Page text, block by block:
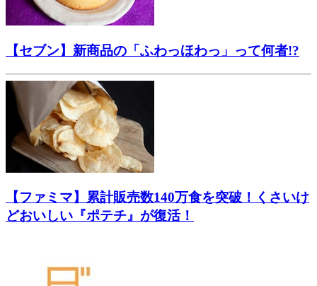
【セブン】新商品の「ふわっほわっ」って何者!?
【ファミマ】累計販売数140万食を突破！くさいけ
どおいしい『ポテチ』が復活！